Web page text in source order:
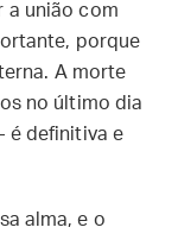
a união com
porque
A morte
no último dia
definitiva e
alma, e o